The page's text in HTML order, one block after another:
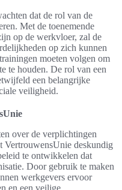
dat de rol van de
Met de toenemende
op de werkvloer, zal de
op zich kunnen
moeten volgen om
te houden. De rol van een
een belangrijke
veiligheid.
over de verplichtingen
VertrouwensUnie deskundig
te ontwikkelen dat
Door gebruik te maken
werkgevers ervoor